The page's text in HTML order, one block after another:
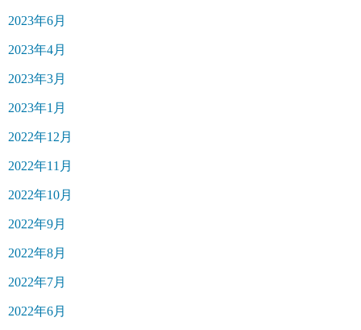
2023年6月
2023年4月
2023年3月
2023年1月
2022年12月
2022年11月
2022年10月
2022年9月
2022年8月
2022年7月
2022年6月